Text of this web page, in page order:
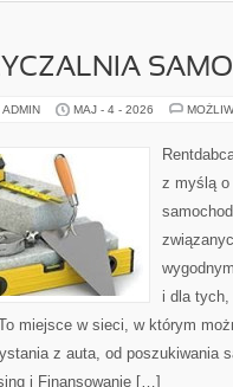
MAJ - 4 - 2026
z myślą o
i dla tych,
miejsce w sieci, w którym
z auta, od poszukiwania
i Finansowanie […]